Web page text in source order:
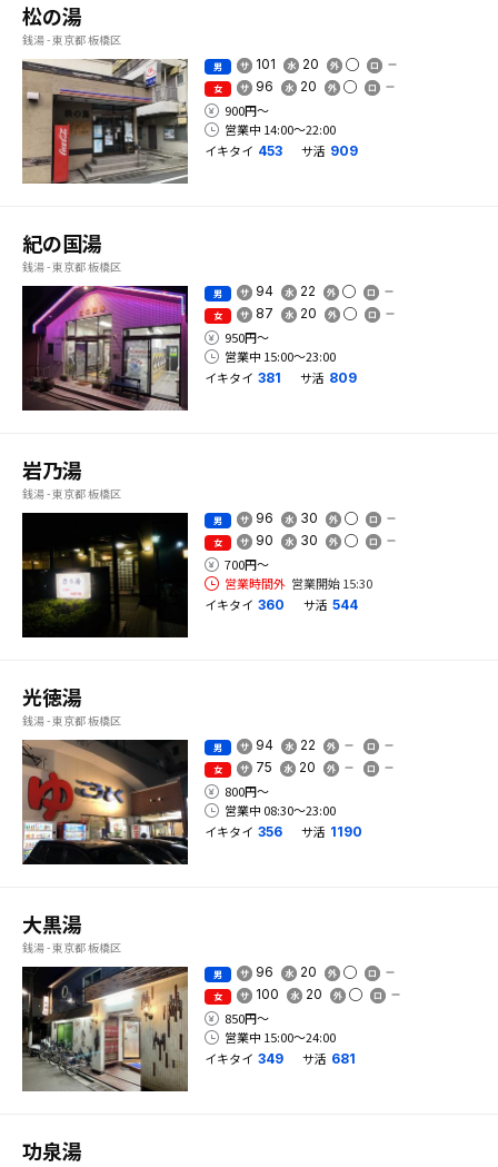
松の湯
銭湯 - 東京都 板橋区
男 101 20
女 96 20
900円〜
営業中 14:00〜22:00
イキタイ 453 サ活 909
紀の国湯
銭湯 - 東京都 板橋区
男 94 22
女 87 20
950円〜
営業中 15:00〜23:00
イキタイ 381 サ活 809
岩乃湯
銭湯 - 東京都 板橋区
男 96 30
女 90 30
700円〜
営業時間外 営業開始 15:30
イキタイ 360 サ活 544
光徳湯
銭湯 - 東京都 板橋区
男 94 22
女 75 20
800円〜
営業中 08:30〜23:00
イキタイ 356 サ活 1190
大黒湯
銭湯 - 東京都 板橋区
男 96 20
女 100 20
850円〜
営業中 15:00〜24:00
イキタイ 349 サ活 681
功泉湯